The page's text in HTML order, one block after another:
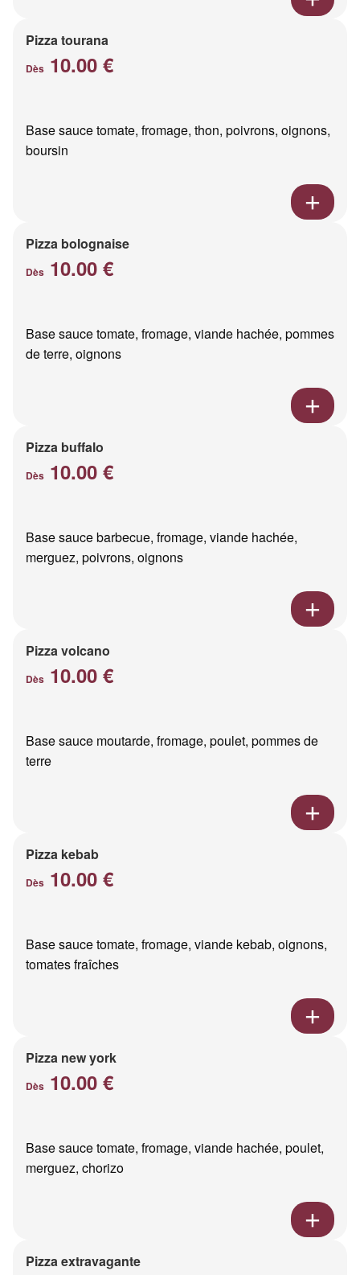
Pizza tourana
Dès 10.00 €
Base sauce tomate, fromage, thon, poivrons, oignons,
boursin
Pizza bolognaise
Dès 10.00 €
Base sauce tomate, fromage, viande hachée, pommes
de terre, oignons
Pizza buffalo
Dès 10.00 €
Base sauce barbecue, fromage, viande hachée,
merguez, poivrons, oignons
Pizza volcano
Dès 10.00 €
Base sauce moutarde, fromage, poulet, pommes de
terre
Pizza kebab
Dès 10.00 €
Base sauce tomate, fromage, viande kebab, oignons,
tomates fraîches
Pizza new york
Dès 10.00 €
Base sauce tomate, fromage, viande hachée, poulet,
merguez, chorizo
Pizza extravagante